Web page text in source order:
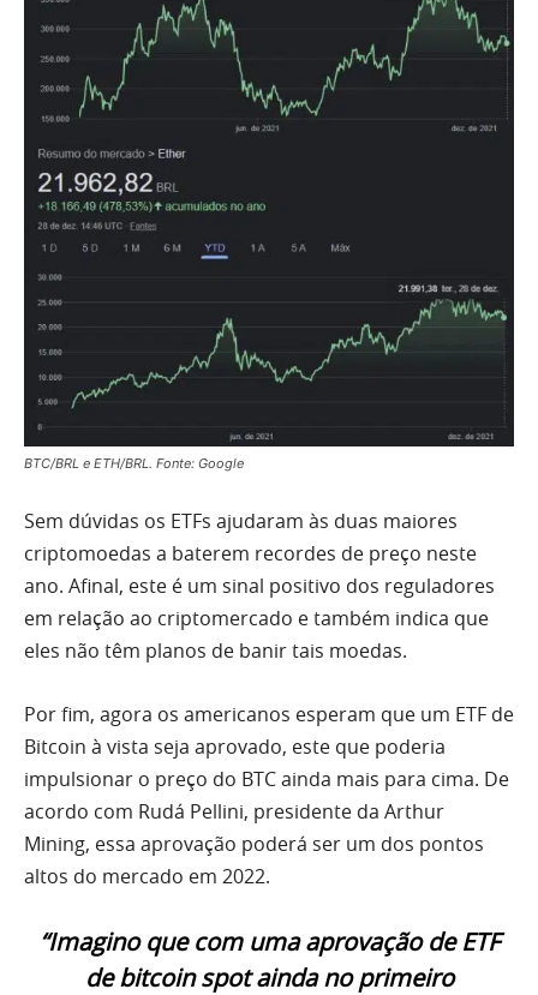
BTC/BRL e ETH/BRL. Fonte: Google
Sem dúvidas os ETFs ajudaram às duas maiores
criptomoedas a baterem recordes de preço neste
ano. Afinal, este é um sinal positivo dos reguladores
em relação ao criptomercado e também indica que
eles não têm planos de banir tais moedas.
Por fim, agora os americanos esperam que um ETF de
Bitcoin à vista seja aprovado, este que poderia
impulsionar o preço do BTC ainda mais para cima. De
acordo com Rudá Pellini, presidente da Arthur
Mining, essa aprovação poderá ser um dos pontos
altos do mercado em 2022.
“Imagino que com uma aprovação de ETF
de bitcoin spot ainda no primeiro